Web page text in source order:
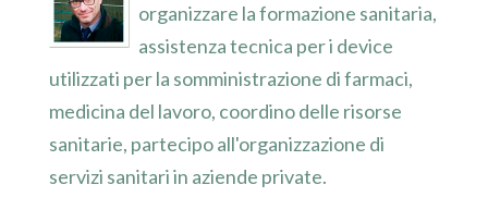
organizzare la formazione sanitaria,
assistenza tecnica per i device
utilizzati per la somministrazione di farmaci,
medicina del lavoro, coordino delle risorse
sanitarie, partecipo all'organizzazione di
servizi sanitari in aziende private.